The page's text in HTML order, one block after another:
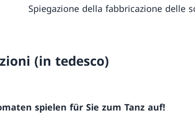
della fabbricazione delle
(in tedesco)
spielen für Sie zum Tanz auf!